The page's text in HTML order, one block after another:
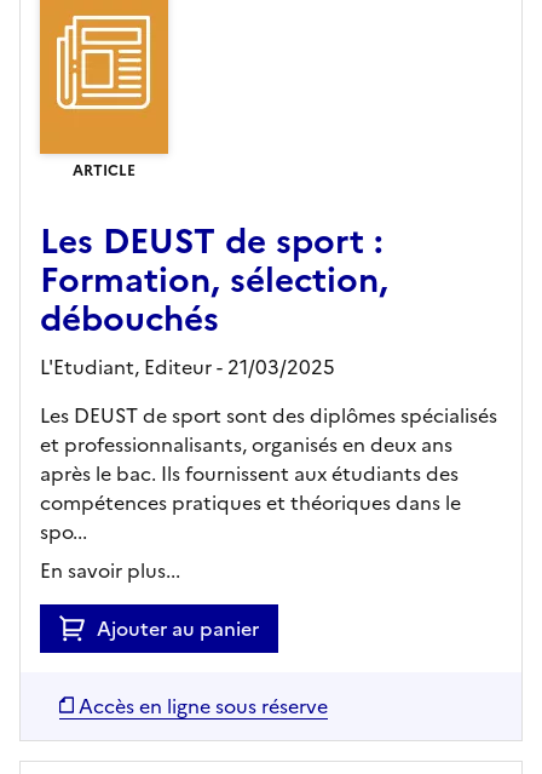
ARTICLE
Les DEUST de sport :
Formation, sélection,
débouchés
L'Etudiant, Editeur- 21/03/2025
Les DEUST de sport sont des diplômes spécialisés
et professionnalisants, organisés en deux ans
après le bac. Ils fournissent aux étudiants des
compétences pratiques et théoriques dans le
spo...
En savoir plus...
Ajouter au panier
Accès en ligne sous réserve